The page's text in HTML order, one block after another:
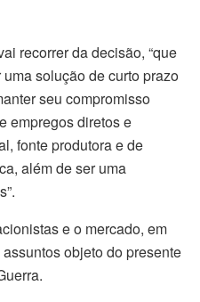
recorrer da decisão, “que
solução de curto prazo
seu compromisso
empregos diretos e
fonte produtora e de
além de ser uma
e o mercado, em
objeto do presente